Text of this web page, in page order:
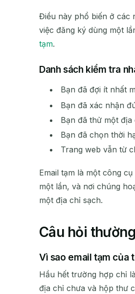
Điều này phổ biến ở các
việc đăng ký dùng một
tạm.
Danh sách kiểm tra
Bạn đã đợi ít nhất
Bạn đã xác nhận
Bạn đã thử một
Bạn đã chọn thời
Trang web vẫn từ
Email tạm là một công
một lần, và nơi chúng
một địa chỉ sạch.
Câu hỏi
Vì sao email tạm của
Hầu hết trường hợp chỉ
địa chỉ chưa và hộp thư